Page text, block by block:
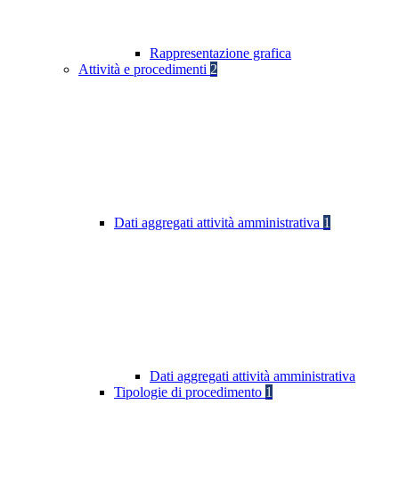
Rappresentazione grafica
Attività e procedimenti 2
Dati aggregati attività amministrativa 1
Dati aggregati attività amministrativa
Tipologie di procedimento 1